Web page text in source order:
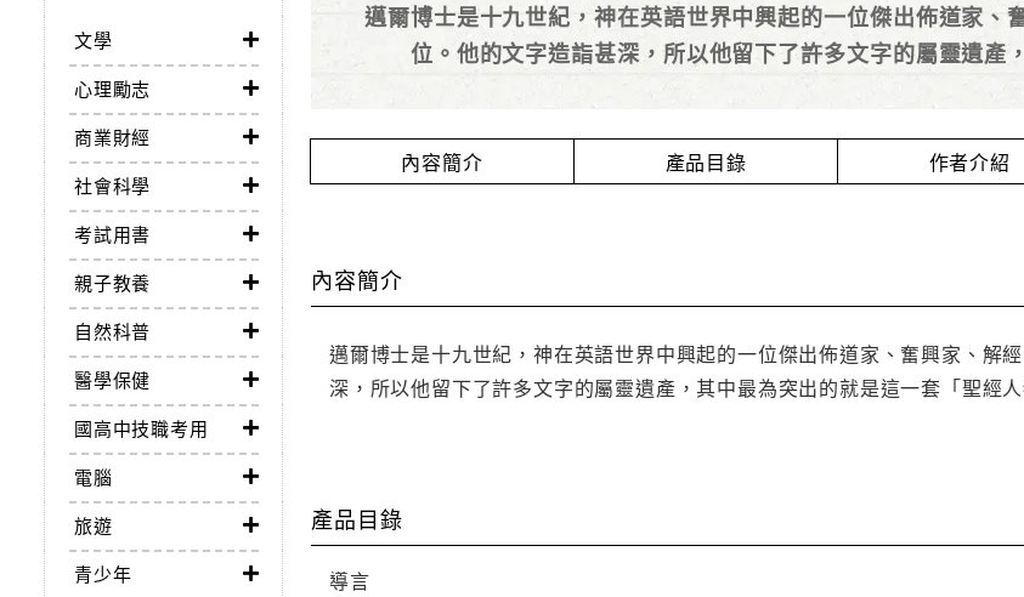
文學
心理勵志
商業財經
社會科學
考試用書
親子教養
自然科普
醫學保健
國高中技職考用
電腦
旅遊
青少年
邁爾博士是十九世紀，神在英語世界中興起的一位傑出佈道家
位。他的文字造詣甚深，所以他留下了許多文字的屬靈遺產
內容簡介 產品目錄 作者介紹
內容簡介
邁爾博士是十九世紀，神在英語世界中興起的一位傑出佈道家、奮興家、解
深，所以他留下了許多文字的屬靈遺產，其中最為突出的就是這一套「聖經人
產品目錄
導言